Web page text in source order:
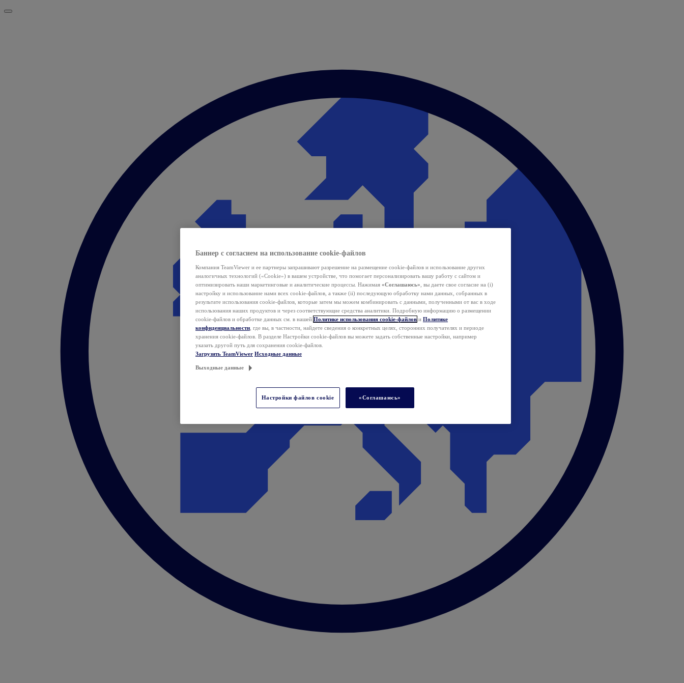
Баннер с согласием на использование cookie-файлов
Компания TeamViewer и ее партнеры запрашивают разрешение на размещение cookie-файлов и использование других
аналогичных технологий («Cookie») в вашем устройстве, что помогает персонализировать вашу работу с сайтом и
оптимизировать наши маркетинговые и аналитические процессы. Нажимая «Соглашаюсь» , вы даете свое согласие на (i)
настройку и использование нами всех cookie-файлов, а также (ii) последующую обработку нами данных, собранных в
результате использования cookie-файлов, которые затем мы можем комбинировать с данными, полученными от вас в ходе
использования наших продуктов и через соответствующие средства аналитики. Подробную информацию о размещении
cookie-файлов и обработке данных см. в нашей Политике использования cookie-файлов и Политике
конфиденциальности , где вы, в частности, найдете сведения о конкретных целях, сторонних получателях и периоде
хранения cookie-файлов. В разделе Настройки cookie-файлов вы можете задать собственные настройки, например
указать другой путь для сохранения cookie-файлов.
Загрузить TeamViewer Исходные данные
Выходные данные
Настройки файлов cookie «Соглашаюсь»